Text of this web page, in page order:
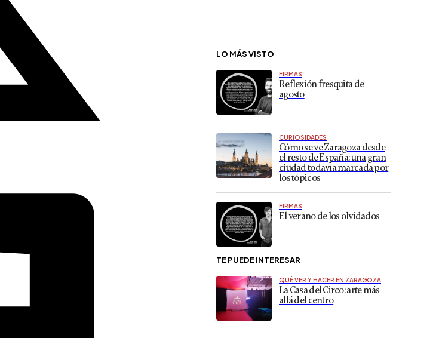
LO MÁS VISTO
FIRMAS
Reflexión fresquita de
agosto
CURIOSIDADES
Cómo se ve Zaragoza desde
el resto de España: una gran
ciudad todavía marcada por
los tópicos
FIRMAS
El verano de los olvidados
TE PUEDE INTERESAR
QUÉ VER Y HACER EN ZARAGOZA
La Casa del Circo: arte más
allá del centro